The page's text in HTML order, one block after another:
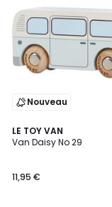
Nouveau
LE TOY VAN
Van Daisy No 29
11,95 €